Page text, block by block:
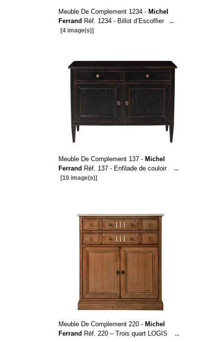
Meuble De Complement 1234 - Michel
Ferrand Réf. 1234 - Billot d’Escoffier
...
[4 image(s)]
Meuble De Complement 137 - Michel
Ferrand Réf. 137 - Enfilade de couloir
...
[10 image(s)]
Meuble De Complement 220 - Michel
Ferrand Réf. 220 – Trois quart LOGIS ...